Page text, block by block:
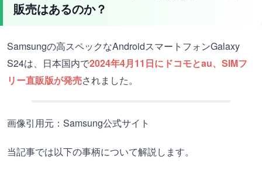
販売はあるのか？
Samsungの高スペックなAndroidスマートフォンGalaxy
S24は、日本国内で2024年4月11日にドコモとau、SIMフ
リー直販版が発売されました。
画像引用元：Samsung公式サイト
当記事では以下の事柄について解説します。